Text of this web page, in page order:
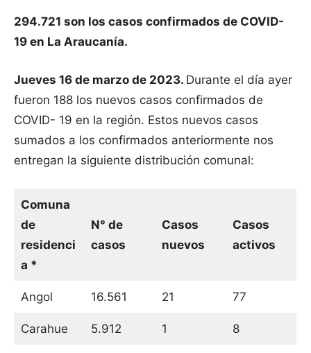
294.721 son los casos confirmados de COVID-
19 en La Araucanía.
Jueves 16 de marzo de 2023. Durante el día ayer
fueron 188 los nuevos casos confirmados de
COVID- 19 en la región. Estos nuevos casos
sumados a los confirmados anteriormente nos
entregan la siguiente distribución comunal:
Comuna
de
residenci
a *
N° de
casos
Casos
nuevos
Casos
activos
Angol 16.561 21 77
Carahue 5.912 1 8